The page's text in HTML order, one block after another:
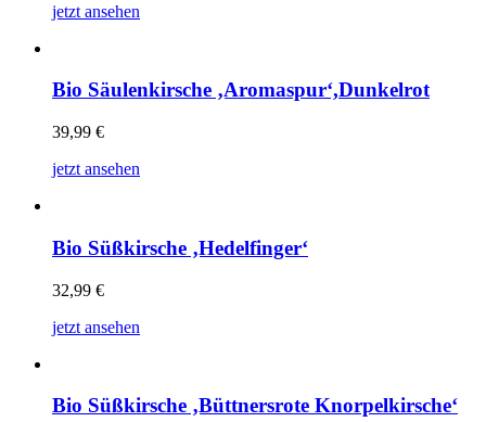
jetzt ansehen
Bio Säulenkirsche ‚Aromaspur‘,Dunkelrot
39,99 €
jetzt ansehen
Bio Süßkirsche ‚Hedelfinger‘
32,99 €
jetzt ansehen
Bio Süßkirsche ‚Büttnersrote Knorpelkirsche‘